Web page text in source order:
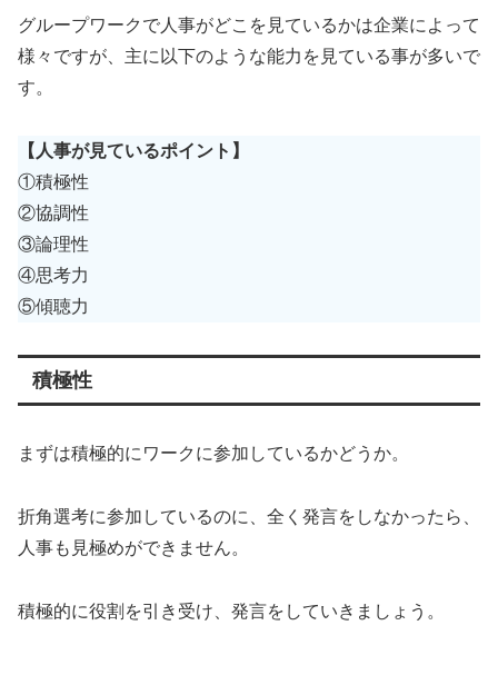
グループワークで人事がどこを見ているかは企業によって
様々ですが、主に以下のような能力を見ている事が多いで
す。
【人事が見ているポイント】
①積極性
②協調性
③論理性
④思考力
⑤傾聴力
積極性
まずは積極的にワークに参加しているかどうか。
折角選考に参加しているのに、全く発言をしなかったら、
人事も見極めができません。
積極的に役割を引き受け、発言をしていきましょう。